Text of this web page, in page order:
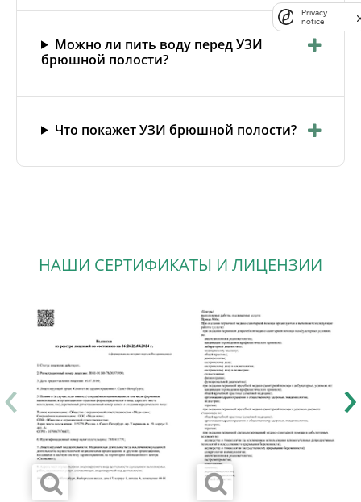
Можно ли пить воду перед УЗИ
брюшной полости?
Что покажет УЗИ брюшной полости?
НАШИ СЕРТИФИКАТЫ И ЛИЦЕНЗИИ
‹ ›
Privacy
notice